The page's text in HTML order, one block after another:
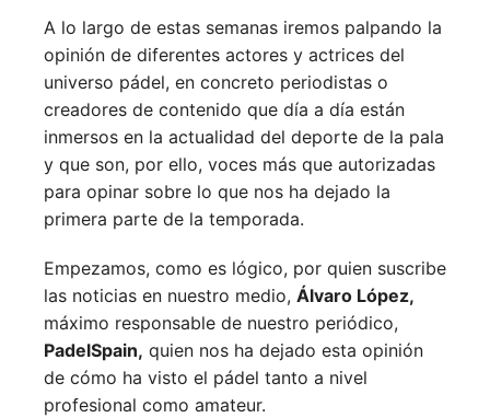
A lo largo de estas semanas iremos palpando la
opinión de diferentes actores y actrices del
universo pádel, en concreto periodistas o
creadores de contenido que día a día están
inmersos en la actualidad del deporte de la pala
y que son, por ello, voces más que autorizadas
para opinar sobre lo que nos ha dejado la
primera parte de la temporada.
Empezamos, como es lógico, por quien suscribe
las noticias en nuestro medio, Álvaro López,
máximo responsable de nuestro periódico,
PadelSpain, quien nos ha dejado esta opinión
de cómo ha visto el pádel tanto a nivel
profesional como amateur.